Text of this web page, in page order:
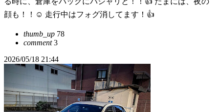
顔も！！☺️ 走行中はフォグ消してます！👍
thumb_up 78
comment3
2026/05/18 21:44